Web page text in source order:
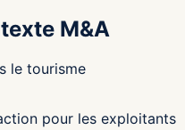
M&A
le tourisme
pour les exploitants